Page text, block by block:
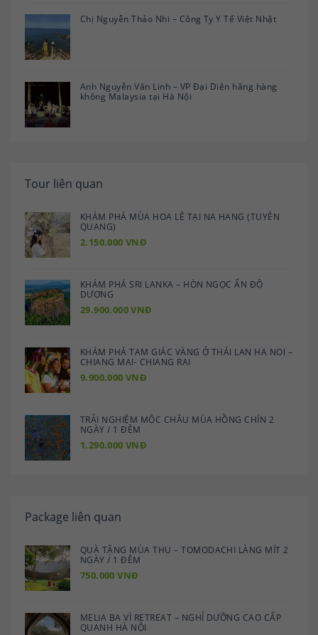
Chị Nguyễn Thảo Nhi – Công Ty Y Tế Việt Nhật
Anh Nguyễn Văn Linh – VP Đại Diện hãng hàng
không Malaysia tại Hà Nội
Tour liên quan
KHÁM PHÁ MÙA HOA LÊ TẠI NA HANG (TUYÊN
QUANG)
2.150.000 VNĐ
KHÁM PHÁ SRI LANKA – HÒN NGỌC ẤN ĐỘ
DƯƠNG
29.900.000 VNĐ
KHÁM PHÁ TAM GIÁC VÀNG Ở THÁI LAN HA NOI –
CHIANG MAI- CHIANG RAI
9.900.000 VNĐ
TRẢI NGHIỆM MỘC CHÂU MÙA HỒNG CHÍN 2
NGÀY / 1 ĐÊM
1.290.000 VNĐ
Package liên quan
QUÀ TẶNG MÙA THU – TOMODACHI LÀNG MÍT 2
NGÀY / 1 ĐÊM
750.000 VNĐ
MELIA BA VÌ RETREAT – NGHỈ DƯỠNG CAO CẤP
QUANH HÀ NỘI